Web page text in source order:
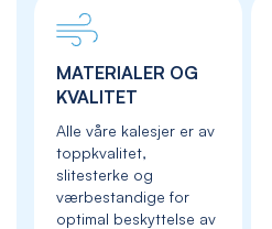
MATERIALER OG
KVALITET
Alle våre kalesjer er av
toppkvalitet,
slitesterke og
værbestandige for
optimal beskyttelse av